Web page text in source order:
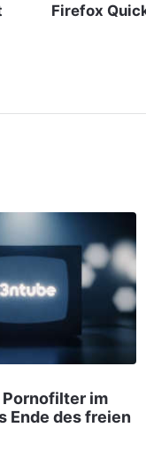
Firefox
Pornofilter im
Ende des freien